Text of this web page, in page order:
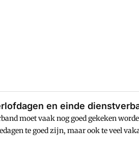
en einde
moet vaak nog goed gekeken
te goed zijn, maar ook te veel